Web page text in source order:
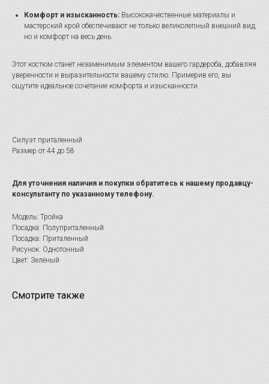
Комфорт и изысканность: Высококачественные материалы и
мастерский крой обеспечивают не только великолепный внешний вид,
но и комфорт на весь день.
Этот костюм станет незаменимым элементом вашего гардероба, добавляя
уверенности и выразительности вашему стилю. Примерив его, вы
ощутите идеальное сочетание комфорта и изысканности.
Силуэт приталенный
Размер от 44 до 58
Для уточнения наличия и покупки обратитесь к нашему продавцу-
консультанту по указанному телефону.
Модель: Тройка
Посадка: Полуприталенный
Посадка: Приталенный
Рисунок: Однотонный
Цвет: Зелёный
Смотрите также